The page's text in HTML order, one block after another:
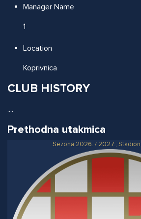
Manager Name
1
Location
Koprivnica
CLUB HISTORY
....
Prethodna utakmica
Sezona 2026. / 2027.,